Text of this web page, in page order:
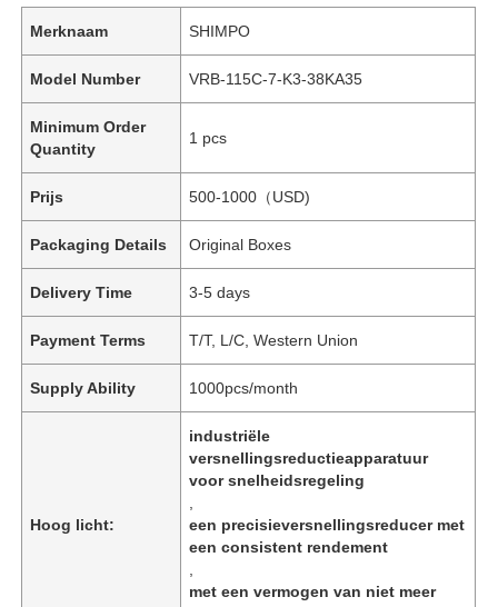
Merknaam SHIMPO
Model Number VRB-115C-7-K3-38KA35
Minimum Order
Quantity
1 pcs
Prijs 500-1000（USD)
Packaging Details Original Boxes
Delivery Time 3-5 days
Payment Terms T/T, L/C, Western Union
Supply Ability 1000pcs/month
Hoog licht:
industriële
versnellingsreductieapparatuur
voor snelheidsregeling
een precisieversnellingsreducer met
een consistent rendement
met een vermogen van niet meer